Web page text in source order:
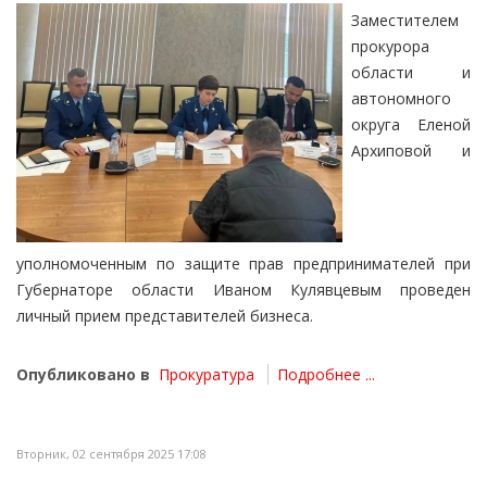
Заместителем
прокурора
области и
автономного
округа Еленой
Архиповой и
уполномоченным по защите прав предпринимателей при
Губернаторе области Иваном Кулявцевым проведен
личный прием представителей бизнеса.
Опубликовано в Прокуратура Подробнее ...
Вторник, 02 сентября 2025 17:08